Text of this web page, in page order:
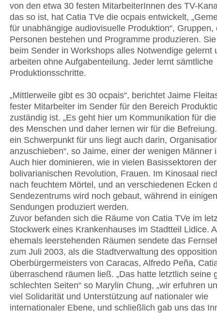
von den etwa 30 festen MitarbeiterInnen des TV-
das so ist, hat Catia TVe die ocpais entwickelt,
für unabhängige audiovisuelle Produktion“, Gruppen,
Personen bestehen und Programme produzieren.
beim Sender in Workshops alles Notwendige gelernt
arbeiten ohne Aufgabenteilung. Jeder lernt sämtliche
Produktionsschritte.
„Mittlerweile gibt es 30 ocpais“, berichtet Jaime
fester Mitarbeiter im Sender für den Bereich
zuständig ist. „Es geht hier um Kommunikation für
des Menschen und daher lernen wir für die
ein Schwerpunkt für uns liegt auch darin,
anzuschieben“, so Jaime, einer der wenigen Männer
Auch hier dominieren, wie in vielen Basissektoren der
bolivarianischen Revolution, Frauen. Im Kinosaal
nach feuchtem Mörtel, und an verschiedenen Ecken
Sendezentrums wird noch gebaut, während in
Sendungen produziert werden.
Zuvor befanden sich die Räume von Catia TVe im
Stockwerk eines Krankenhauses im Stadtteil Lidice.
ehemals leerstehenden Räumen sendete das
zum Juli 2003, als die Stadtverwaltung des
Oberbürgermeisters von Caracas, Alfredo Peña,
überraschend räumen ließ. „Das hatte letztlich seine
schlechten Seiten“ so Marylin Chung, „wir erfuhren
viel Solidarität und Unterstützung auf nationaler wie
internationaler Ebene, und schließlich gab uns das